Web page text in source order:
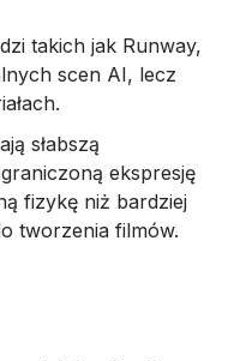
takich jak Runway,
scen AI, lecz
słabszą
ekspresję
fizykę niż bardziej
tworzenia filmów.